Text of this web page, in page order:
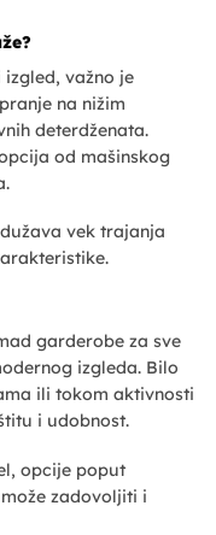
važno je
na nižim
deterdženata.
od mašinskog
vek trajanja
garderobe za sve
izgleda. Bilo
ili tokom aktivnosti
i udobnost.
opcije poput
zadovoljiti i